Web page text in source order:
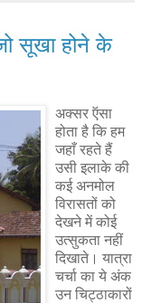
सूखा होने के
अक्सर ऍसा
होता है कि हम
जहाँ रहते हैं
उसी इलाके की
कई अनमोल
विरासतों को
देखने में कोई
उत्सुकता नहीं
दिखाते। यात्रा
चर्चा का ये अंक
उन चिट्ठाकारों